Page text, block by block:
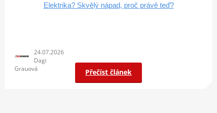
Elektrika? Skvělý nápad, proč právě teď?
Přečíst článek
24.07.2026
Dagi
Grauová